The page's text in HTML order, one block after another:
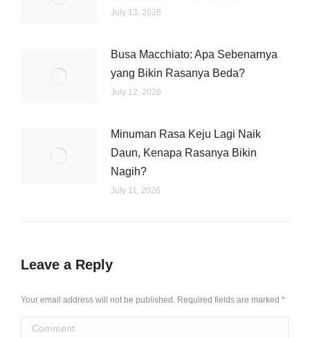
July 13, 2026
Busa Macchiato: Apa Sebenarnya
yang Bikin Rasanya Beda?
July 12, 2026
Minuman Rasa Keju Lagi Naik
Daun, Kenapa Rasanya Bikin
Nagih?
July 11, 2026
Leave a Reply
Your email address will not be published. Required fields are marked *
Comment